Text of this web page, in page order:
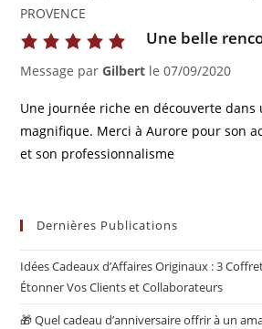
PROVENCE
Une belle
Message parGilbert le07/09/2020
Une journée riche en découverte
magnifique. Merci à Aurore pour son
et son professionnalisme
Dernières Publications
Idées Cadeaux d’Affaires Originaux : 3
Étonner Vos Clients et Collaborateurs
🎁 Quel cadeau d’anniversaire offrir à un